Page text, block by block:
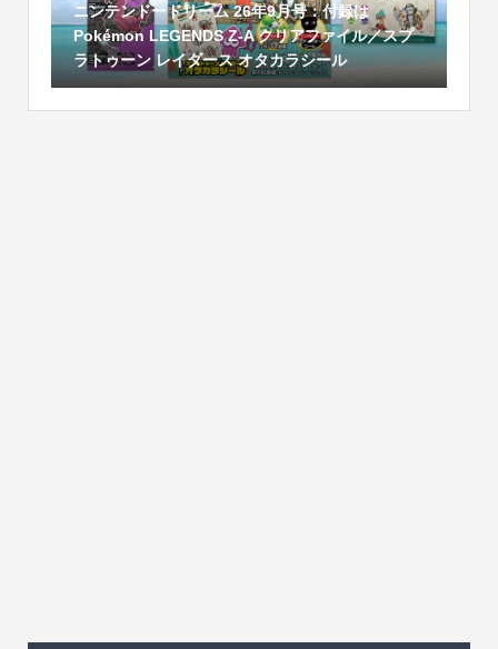
ニンテンドードリーム 26年9月号：付録は
Pokémon LEGENDS Z-A クリアファイル／スプ
ラトゥーン レイダース オタカラシール